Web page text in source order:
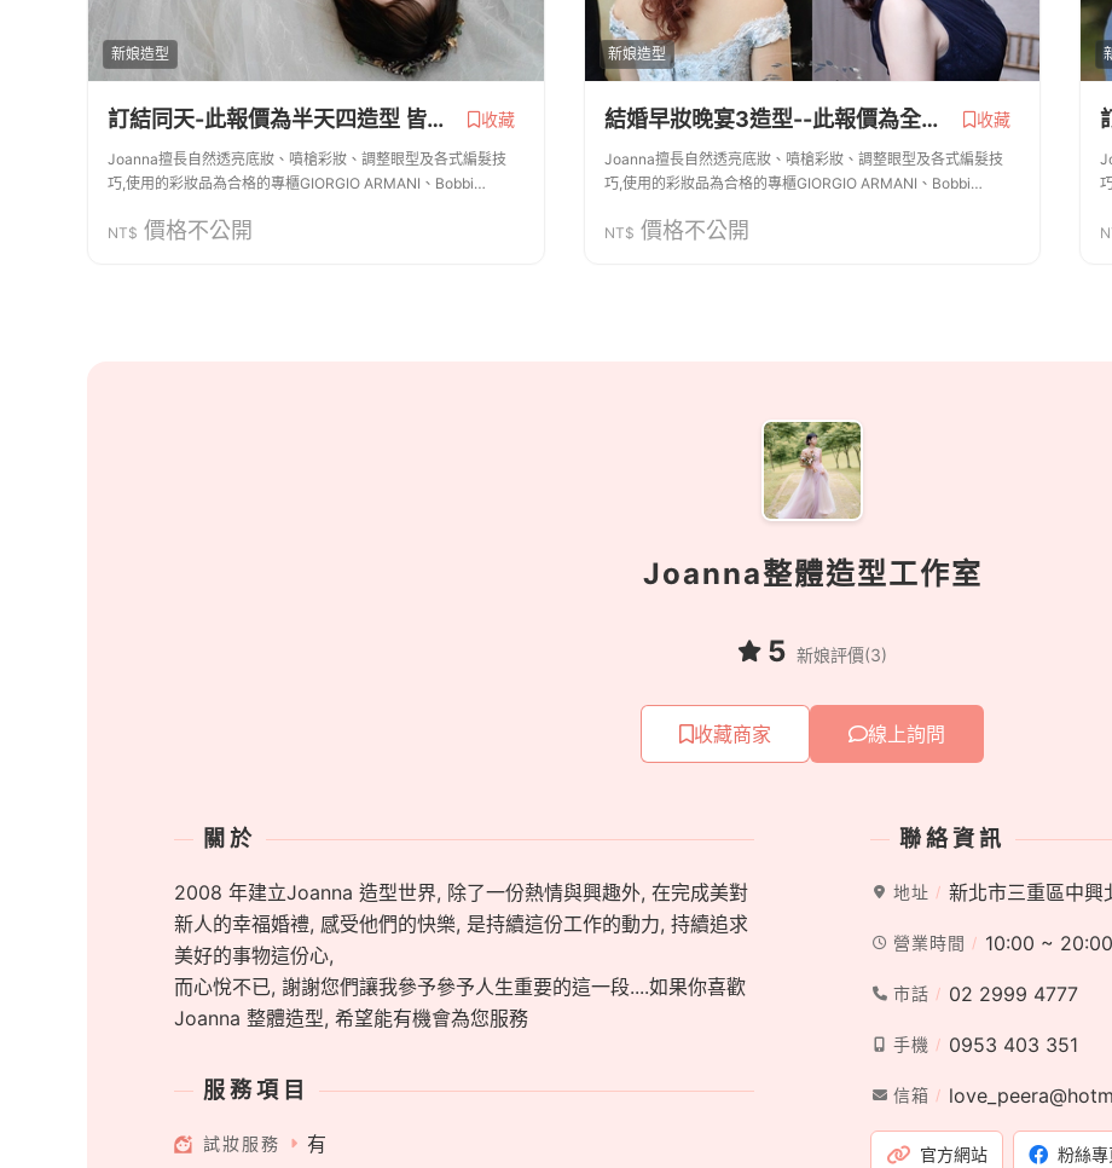
新娘造型
訂結同天-此報價為半天四造型 皆贈 新郎造型 安瓶一支 指甲油 非常歡迎試妝 收藏
Joanna擅長自然透亮底妝、噴槍彩妝、調整眼型及各式編髮技
巧,使用的彩妝品為合格的專櫃GIORGIO ARMANI、Bobbi
Kevyn Aucoin、BECCA 、mac、YSL... 採用的飾品都...
NT$ 價格不公開
新娘造型
結婚早妝晚宴3造型--此報價為全天三造型 皆贈 新郎造型 安瓶一支 指甲油 非常歡迎試妝 收藏
Joanna擅長自然透亮底妝、噴槍彩妝、調整眼型及各式編髮技
巧,使用的彩妝品為合格的專櫃GIORGIO ARMANI、Bobbi
Kevyn Aucoin、BECCA 、mac、YSL... 採用的飾品都...
NT$ 價格不公開
Joanna整體造型工作室
5 新娘評價(3)
收藏商家 線上詢問
關於
2008 年建立Joanna 造型世界, 除了一份熱情與興趣外, 在完成美對
新人的幸福婚禮, 感受他們的快樂, 是持續這份工作的動力, 持續追求
美好的事物這份心,
而心悅不已, 謝謝您們讓我參予參予人生重要的這一段....如果你喜歡
Joanna 整體造型, 希望能有機會為您服務
服務項目
試妝服務 有
聯絡資訊
地址 新北市三重區中興
營業時間 10:00 ~ 20:00
市話 02 2999 4777
手機 0953 403 351
信箱
官方網站 粉絲專